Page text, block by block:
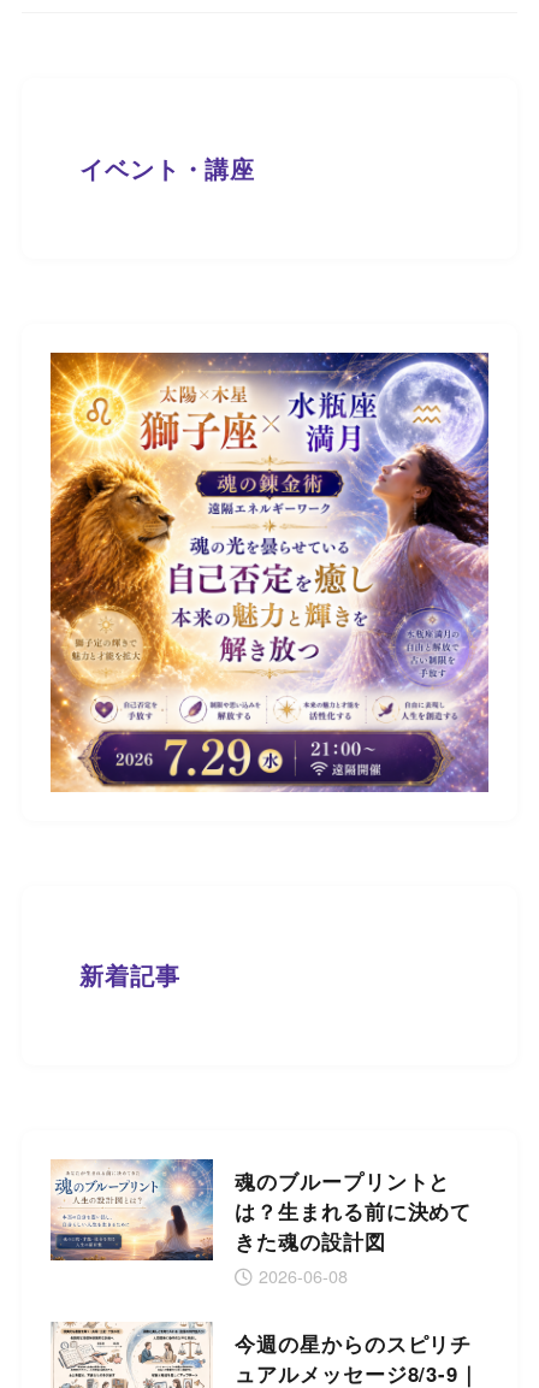
イベント・講座
新着記事
魂のブループリントと
は？生まれる前に決めて
きた魂の設計図
2026-06-08
今週の星からのスピリチ
ュアルメッセージ8/3-9｜